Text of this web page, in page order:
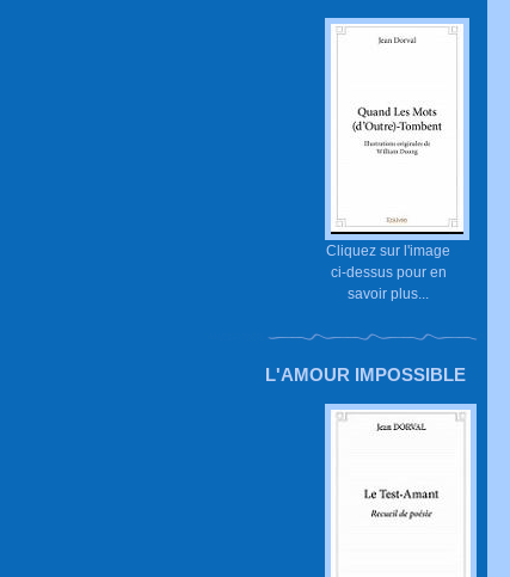
Cliquez sur l'image
ci-dessus pour en
savoir plus...
L'AMOUR IMPOSSIBLE